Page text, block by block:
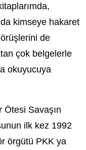
kimseye hakaret
de
çok belgelerle
okuyucuya
Ötesi Savaşın
ilk kez 1992
örgütü PKK ya